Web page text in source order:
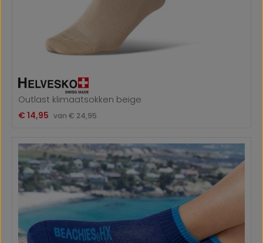
Outlast klimaatsokken beige
Verkoopprijs:
€ 14,95 vanNormale prijs:
€ 24,95